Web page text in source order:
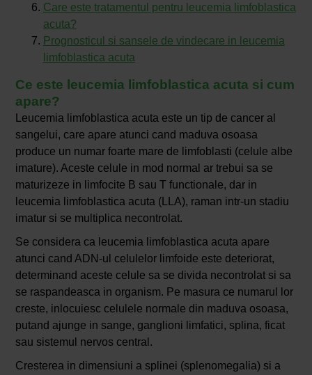
Care este tratamentul pentru leucemia limfoblastica
acuta?
Prognosticul si sansele de vindecare in leucemia
limfoblastica acuta
Ce este leucemia limfoblastica acuta si cum
apare?
Leucemia limfoblastica acuta este un tip de cancer al
sangelui, care apare atunci cand maduva osoasa
produce un numar foarte mare de limfoblasti (celule albe
imature). Aceste celule in mod normal ar trebui sa se
maturizeze in limfocite B sau T functionale, dar in
leucemia limfoblastica acuta (LLA), raman intr-un stadiu
imatur si se multiplica necontrolat.
Se considera ca leucemia limfoblastica acuta apare
atunci cand ADN-ul celulelor limfoide este deteriorat,
determinand aceste celule sa se divida necontrolat si sa
se raspandeasca in organism. Pe masura ce numarul lor
creste, inlocuiesc celulele normale din maduva osoasa,
putand ajunge in sange, ganglioni limfatici, splina, ficat
sau sistemul nervos central.
Cresterea in dimensiuni a splinei (splenomegalia) si a